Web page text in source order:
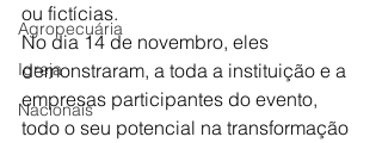
Agropecuária
Igreja
Nacionais
ou fictícias.
No dia 14 de novembro, eles
demonstraram, a toda a instituição e a
empresas participantes do evento,
todo o seu potencial na transformação